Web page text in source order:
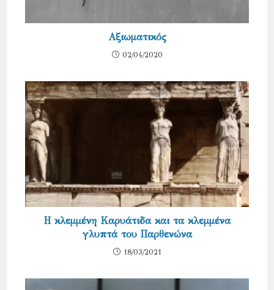
Αξιωματικός
02/04/2020
Η κλεμμένη Καρυάτιδα και τα κλεμμένα
γλυπτά του Παρθενώνα
18/03/2021